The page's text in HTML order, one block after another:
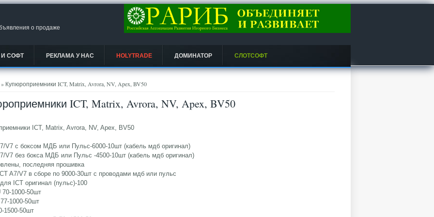
о продаже
СОФТ РЕКЛАМА У НАС HOLYTRADE ДОМИНАТОР СЛОТСОФТ
» Купюроприемники ICT, Matrix, Avrora, NV, Apex, BV50
ICT, Matrix, Avrora, NV, Apex, BV50
ICT, Matrix, Avrora, NV, Apex, BV50
V7 с боксом МДБ или Пульс-6000-10шт (кабель мдб оригинал)
V7 без бокса МДБ или Пульс -4500-10шт (кабель мдб оригинал)
последняя прошивка
A7/V7 в сборе по 9000-30шт с проводами мдб или пульс
ICT оригинал (пульс)-100
70-1000-50шт
1000-50шт
1500-50шт